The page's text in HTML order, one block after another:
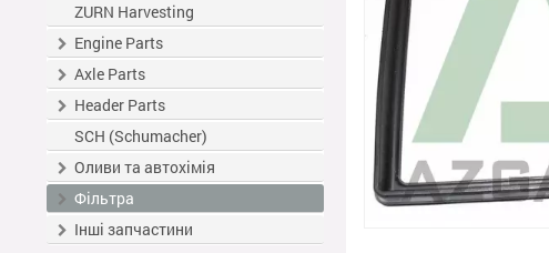
ZURN Harvesting
Engine Parts
Axle Parts
Header Parts
SCH (Schumacher)
Оливи та автохімія
Фільтра
Інші запчастини